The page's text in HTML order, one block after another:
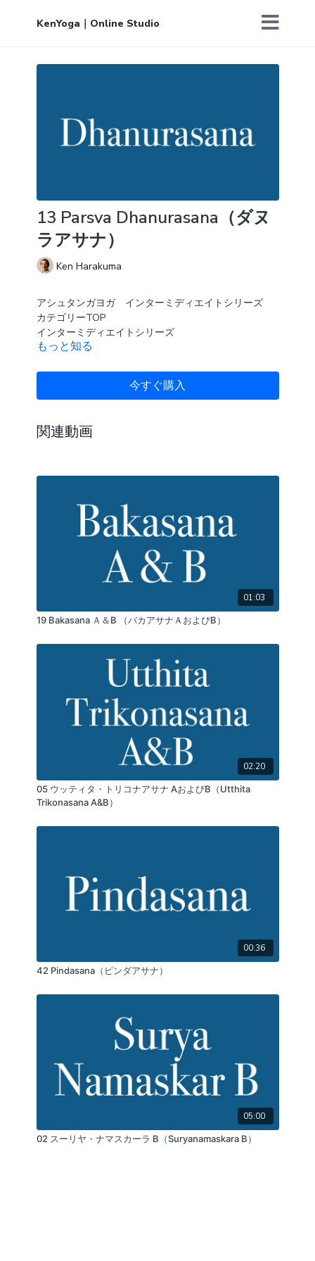
KenYoga｜Online Studio
13 Parsva Dhanurasana（ダヌ
ラアサナ）
Ken Harakuma
アシュタンガヨガ インターミディエイトシリーズ
カテゴリーTOP
インターミディエイトシリーズ
アサナ別プレイリスト
もっと知る
今すぐ購入
関連動画
01:03
19 Bakasana Ａ＆B （バカアサナＡおよびB）
02:20
05 ウッティタ・トリコナアサナ AおよびB（Utthita
Trikonasana A&B）
00:36
42 Pindasana（ピンダアサナ）
05:00
02 スーリヤ・ナマスカーラ B（Suryanamaskara B）